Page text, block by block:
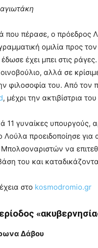
που πέρασε, ο πρόεδρος
ομιλία προς
έχει μπει στις
αλλά σε
φιλοσοφία του. Από
, μέχρι την ακτιβίστρια
11 γυναίκες υπουργούς,
Λούλα προειδοποίησε
να
του και
στο kosmodromio.gr
Δάβου